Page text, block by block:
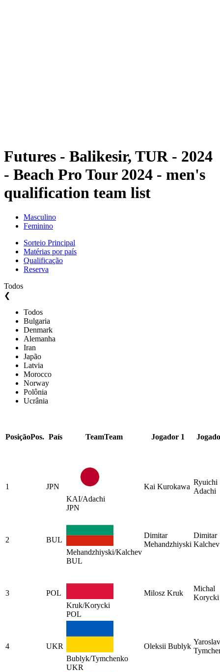
Futures - Balikesir, TUR - 2024
- Beach Pro Tour 2024 - men's
qualification team list
Masculino
Feminino
Sorteio Principal
Matérias por país
Qualificação
Reserva
Todos
❮
Todos
Bulgaria
Denmark
Alemanha
Iran
Japão
Latvia
Morocco
Norway
Polônia
Ucrânia
PosiçãoPos. País TeamTeam Jogador 1
1
JPN
KAI/Adachi
JPN
Kai Kurokawa
Ryuichi
Adachi
2
BUL
Mehandzhiyski/Kalchev
BUL
Dimitar
Mehandzhiyski
Dimitar
Kalchev
3
POL
Kruk/Korycki
POL
Milosz Kruk
Michal
Korycki
4
UKR
Bublyk/Tymchenko
UKR
Oleksii Bublyk
Yaroslav